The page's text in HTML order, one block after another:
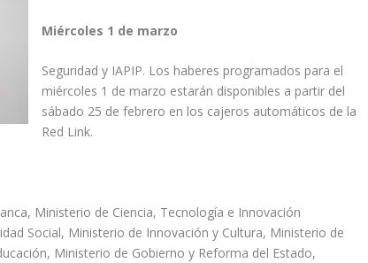
Miércoles 1 de marzo
Seguridad y IAPIP. Los haberes programados para el
miércoles 1 de marzo estarán disponibles a partir del
sábado 25 de febrero en los cajeros automáticos de la
Red Link.
Ministerio de Ciencia, Tecnología e Innovación
Social, Ministerio de Innovación y Cultura, Ministerio de
Ministerio de Gobierno y Reforma del Estado,